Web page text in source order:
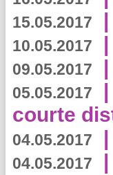
15.05.2017 |
10.05.2017 |
09.05.2017 |
05.05.2017 |
courte
04.05.2017 |
04.05.2017 |